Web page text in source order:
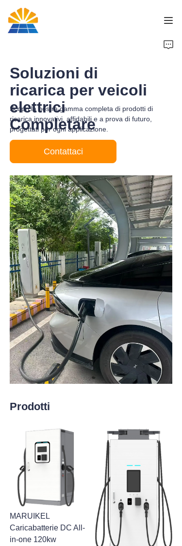
Soluzioni di
ricarica per veicoli
elettrici
Completare
Scopri la nostra gamma completa di prodotti di
ricarica innovativi, affidabili e a prova di futuro,
progettati per ogni applicazione.
Contattaci
Prodotti
MARUIKEL
Caricabatterie DC All-
in-one 120kw
Prodotto
Notizie
Marca
Contattaci